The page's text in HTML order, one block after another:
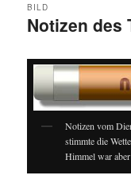
Notizen des
BILD
Notizen vom
stimmte die
Himmel war